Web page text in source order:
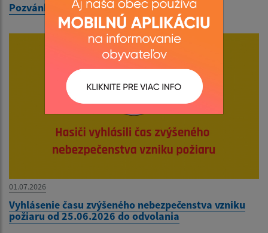
Pozvánka na zasadnutie OZ dňa 10.07.2026
01.07.2026
Vyhlásenie času zvýšeného nebezpečenstva vzniku
požiaru od 25.06.2026 do odvolania